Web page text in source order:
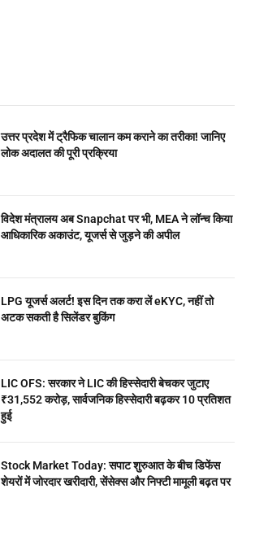
उत्तर प्रदेश में ट्रैफिक चालान कम कराने का तरीका! जानिए
लोक अदालत की पूरी प्रक्रिया
विदेश मंत्रालय अब Snapchat पर भी, MEA ने लॉन्च किया
आधिकारिक अकाउंट, यूजर्स से जुड़ने की अपील
LPG यूजर्स अलर्ट! इस दिन तक करा लें eKYC, नहीं तो
अटक सकती है सिलेंडर बुकिंग
LIC OFS: सरकार ने LIC की हिस्सेदारी बेचकर जुटाए
₹31,552 करोड़, सार्वजनिक हिस्सेदारी बढ़कर 10 प्रतिशत
हुई
Stock Market Today: सपाट शुरुआत के बीच डिफेंस
शेयरों में जोरदार खरीदारी, सेंसेक्स और निफ्टी मामूली बढ़त पर